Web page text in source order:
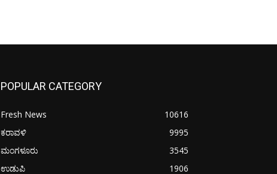
POPULAR CATEGORY
Fresh News
10616
ಕರಾವಳಿ
9995
ಮಂಗಳೂರು
3545
ಉಡುಪಿ
1906